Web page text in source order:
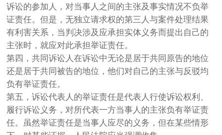
诉讼的参加人，对当事人之间的主张及事实情况不负举
证责任。但是，无独立请求权的第三人与案件处理结果
有利害关系，当判决涉及应承担实体义务而提出自己的
主张时，就应对此承担举证责任。
第四，共同诉讼人在诉讼中无论是居于共同原告的地位
还是居于共同被告的地位，他们对自己的主张与反驳均
负有举证责任。
第五，诉讼代表人的举证责任是代表人行使诉讼权利、
履行诉讼义务，对所代表一方当事人的主张负有举证责
任。虽然举证责任是当事人应尽的义务，但在某些情形